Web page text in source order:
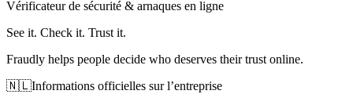
Vérificateur de sécurité & arnaques en ligne
See it. Check it. Trust it.
Fraudly helps people decide who deserves their trust online.
🇳🇱Informations officielles sur l’entreprise